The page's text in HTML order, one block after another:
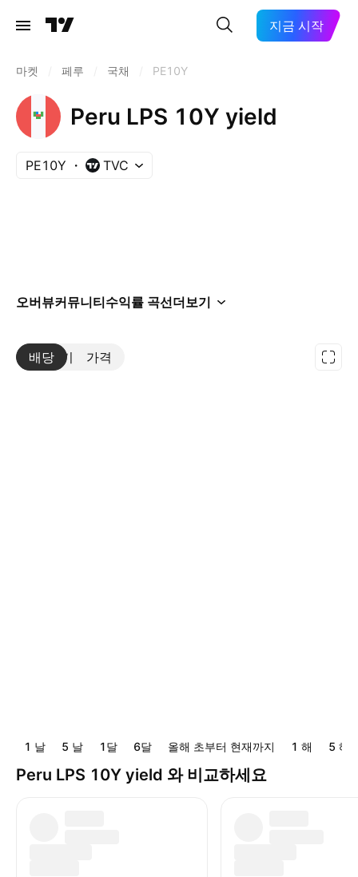
지금 시작
마켓 페루 국채 PE10Y
Peru LPS 10Y yield
PE10Y TVC
오버뷰커뮤니티수익률 곡선더보기
배당 가격
더보기
1 날 5 날 1달 6달 올해 초부터 현재까지 1 해 5 해
Peru LPS 10Y yield 와 비교하세요